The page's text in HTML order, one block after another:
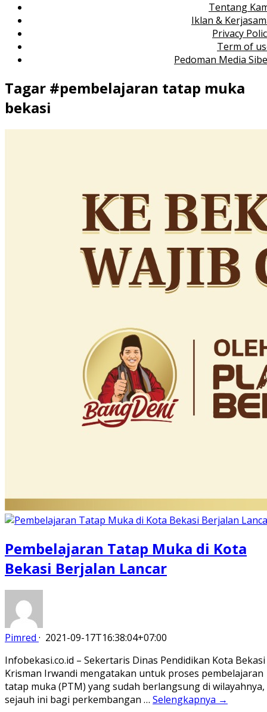
Tentang
Iklan &
Privacy
Term of
Pedoman Media
Tagar #pembelajaran tatap muka
bekasi
Pembelajaran Tatap Muka di Kota
Bekasi Berjalan Lancar
Pimred · 2021-09-17T16:38:04+07:00
Infobekasi.co.id – Sekertaris Dinas Pendidikan Kota Bekasi
Krisman Irwandi mengatakan untuk proses pembelajaran
tatap muka (PTM) yang sudah berlangsung di wilayahnya,
sejauh ini bagi perkembangan … Selengkapnya →